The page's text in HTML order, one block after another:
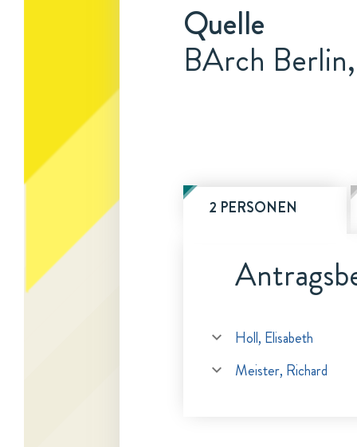
Quelle
BArch
2 PERSONEN
Holl, Elisabeth
Meister, Richard